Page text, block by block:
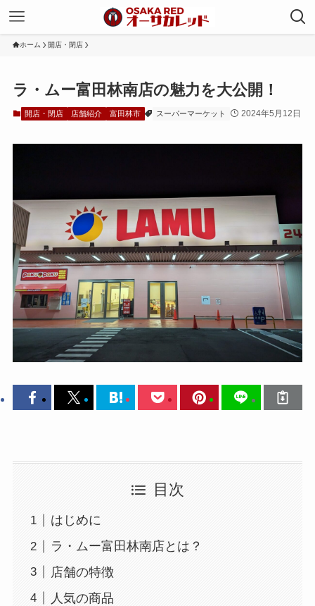
ホーム 開店・閉店
ラ・ムー富田林南店の魅力を大公開！
開店・閉店 店舗紹介 富田林市 スーパーマーケット 2024年5月12日
目次
はじめに
ラ・ムー富田林南店とは？
店舗の特徴
人気の商品